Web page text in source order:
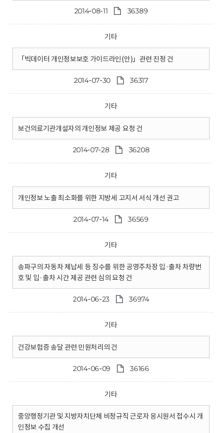
2014-08-11 36389
기타
「빅데이터 개인정보보호 가이드라인(안)」관련 진정 건
2014-07-30 36317
기타
보건의료기관개설자의 개인정보 제공 요청 건
2014-07-28 36208
기타
개인정보 노출 최소화를 위한 지방세 고지서 서식 개선 권고
2014-07-14 36569
기타
송파구의 자동차 체납세 등 징수를 위한 공영주차장 입·출차 차량번
호 및 입·출차 시간 제공 관련 심의 요청 건
2014-06-23 36974
기타
건강보험증 송달 관련 민원처리의 건
2014-06-09 36166
기타
중앙행정기관 및 지방자치단체 비정규직 근로자 응시원서 접수시 개
인정보 수집 개선